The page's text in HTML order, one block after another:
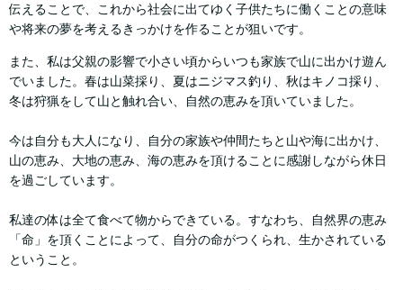
伝えることで、これから社会に出てゆく子供たちに働くことの意味
や将来の夢を考えるきっかけを作ることが狙いです。
また、私は父親の影響で小さい頃からいつも家族で山に出かけ遊ん
でいました。春は山菜採り、夏はニジマス釣り、秋はキノコ採り、
冬は狩猟をして山と触れ合い、自然の恵みを頂いていました。
今は自分も大人になり、自分の家族や仲間たちと山や海に出かけ、
山の恵み、大地の恵み、海の恵みを頂けることに感謝しながら休日
を過ごしています。
私達の体は全て食べて物からできている。すなわち、自然界の恵み
「命」を頂くことによって、自分の命がつくられ、生かされている
ということ。